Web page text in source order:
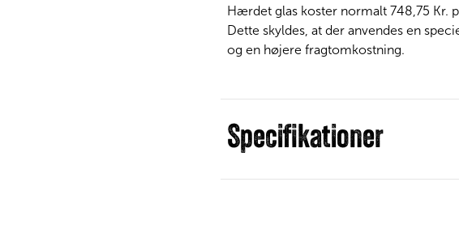
Hærdet glas koster normalt 748,75 Kr.
Dette skyldes, at der anvendes en
og en højere fragtomkostning.
Specifikationer